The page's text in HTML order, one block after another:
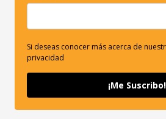
Si deseas conocer más acerca de
privacidad
¡Me Suscribo!